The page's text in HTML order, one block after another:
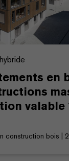
en
valable
construction bois |